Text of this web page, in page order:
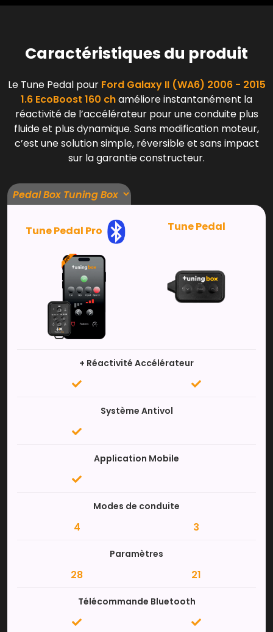
Caractéristiques du produit
Le Tune Pedal pour Ford Galaxy II (WA6) 2006 - 2015
1.6 EcoBoost 160 chaméliore instantanément la
réactivité de l’accélérateur pour une conduite plus
fluide et plus dynamique. Sans modification moteur,
c’est une solution simple, réversible et sans impact
sur la garantie constructeur.
Tune Pedal Pro Tune Pedal
+ Réactivité Accélérateur
Système Antivol
Application Mobile
Modes de conduite
4 3
Paramètres
28 21
Télécommande Bluetooth